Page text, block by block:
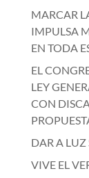
MARCAR
IMPULSA
EN TODA
EL
LEY
CON
DAR A LUZ
VIVE EL